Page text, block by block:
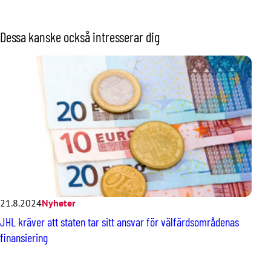
Dessa kanske också intresserar dig
21.8.2024Nyheter
JHL kräver att staten tar sitt ansvar för välfärdsområdenas
finansiering